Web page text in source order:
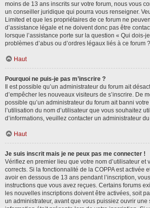
moins de 13 ans inscrits sur votre forum, nous vous
un conseiller juridique qui pourra vous renseigner.
Limited et que les propriétaires de ce forum ne
d’assistance légale et ne doivent donc pas être
lorsque l’assistance porte sur la question « Qui dois-
problèmes d’abus ou d’ordres légaux liés à ce forum
Haut
Pourquoi ne puis-je pas m’inscrire ?
Il est possible qu’un administrateur du forum ait
d’empêcher les nouveaux visiteurs de s’inscrire. De
possible qu’un administrateur du forum ait banni
l’utilisation du nom d’utilisateur que vous souhaitez
d’informations, veuillez contacter un administrateur
Haut
Je suis inscrit mais je ne peux pas me connecter !
Vérifiez en premier lieu que votre nom d’utilisateur et
corrects. Si la fonctionnalité de la COPPA est activée
avoir en dessous de 13 ans pendant l’inscription,
instructions que vous avez reçues. Certains forums
les nouvelles inscriptions doivent être activées, soit
un administrateur, avant que vous puissiez ouvrir une